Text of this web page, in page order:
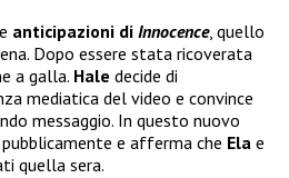
anticipazioni di Innocence, quello
Dopo essere stata ricoverata
a galla. Hale decide di
mediatica del video e convince
messaggio. In questo nuovo
pubblicamente e afferma che Ela e
quella sera.